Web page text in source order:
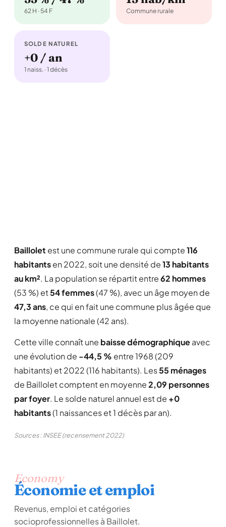
62 H · 54 F Commune rurale
SOLDE NATUREL
+0 / an
1 naiss. · 1 décès
Baillolet est une commune rurale qui compte116
habitantsen 2022, soit une densité de13 habitants
au km². La population se répartit entre62 hommes
(53 %) et54 femmes(47 %), avec un âge moyen de
47,3 ans, ce qui en fait une commune plus âgée que
la moyenne nationale (42 ans).
Cette ville connaît une baisse démographiqueavec
une évolution de -44,5 % entre 1968 (209
habitants) et 2022 (116 habitants). Les55 ménages
de Baillolet comptent en moyenne2,09 personnes
par foyer. Le solde naturel annuel est de +0
habitants(1 naissances et 1 décès par an).
Sources : INSEE (recensement 2022)
Economy
Économie et emploi
Revenus, emploi et catégories
socioprofessionnelles à Baillolet.